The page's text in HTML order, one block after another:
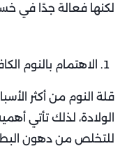
لكنها فعالة جدًا في
الاهتمام بالنوم
قلة النوم من أكثر
للتخلص من دهون